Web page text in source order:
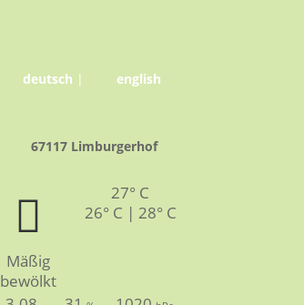
deutsch | english
67117 Limburgerhof
Mäßig
bewölkt
27° C
26° C | 28° C